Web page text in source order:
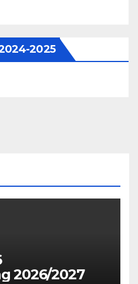
2025
2026/2027